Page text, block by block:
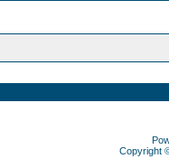
Copyright